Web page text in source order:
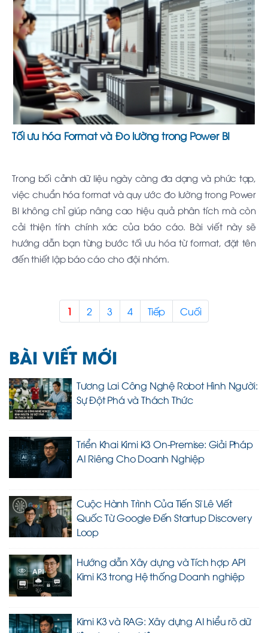
Tối ưu hóa Format và Đo lường trong Power BI
Trong bối cảnh dữ liệu ngày càng đa dạng và phức tạp,
việc chuẩn hóa format và quy ước đo lường trong Power
BI không chỉ giúp nâng cao hiệu quả phân tích mà còn
cải thiện tính chính xác của báo cáo. Bài viết này sẽ
hướng dẫn bạn từng bước tối ưu hóa từ format, đặt tên
đến thiết lập báo cáo cho đội nhóm.
1 2 3 4 Tiếp Cuối
BÀI VIẾT MỚI
Tương Lai Công Nghệ Robot Hình Người:
Sự Đột Phá và Thách Thức
Triển Khai Kimi K3 On-Premise: Giải Pháp
AI Riêng Cho Doanh Nghiệp
Cuộc Hành Trình Của Tiến Sĩ Lê Viết
Quốc Từ Google Đến Startup Discovery
Loop
Hướng dẫn Xây dựng và Tích hợp API
Kimi K3 trong Hệ thống Doanh nghiệp
Kimi K3 và RAG: Xây dựng AI hiểu rõ dữ